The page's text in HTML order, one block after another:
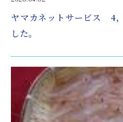
ヤマカネットサービス 4
した。